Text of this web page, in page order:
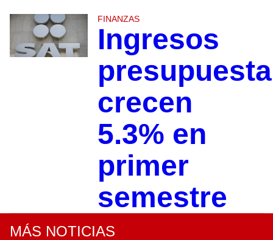
FINANZAS
Ingresos
crecen
5.3% en
primer
semestre
MÁS NOTICIAS